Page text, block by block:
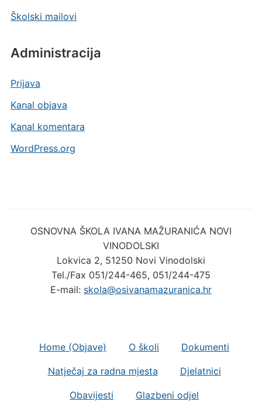
Školski mailovi
Administracija
Prijava
Kanal objava
Kanal komentara
WordPress.org
OSNOVNA ŠKOLA IVANA MAŽURANIĆA NOVI
VINODOLSKI
Lokvica 2, 51250 Novi Vinodolski
Tel./Fax 051/244-465, 051/244-475
E-mail: skola@osivanamazuranica.hr
Home (Objave) O školi Dokumenti
Natječaj za radna mjesta Djelatnici
Obavijesti Glazbeni odjel